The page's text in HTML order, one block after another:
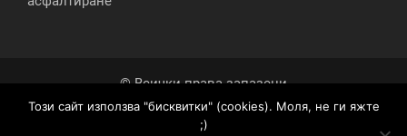
© Всички права запазени
За нас
Контакти Реклама Партньори
Този сайт използва "бисквитки" (cookies). Моля, не ги яжте
;)